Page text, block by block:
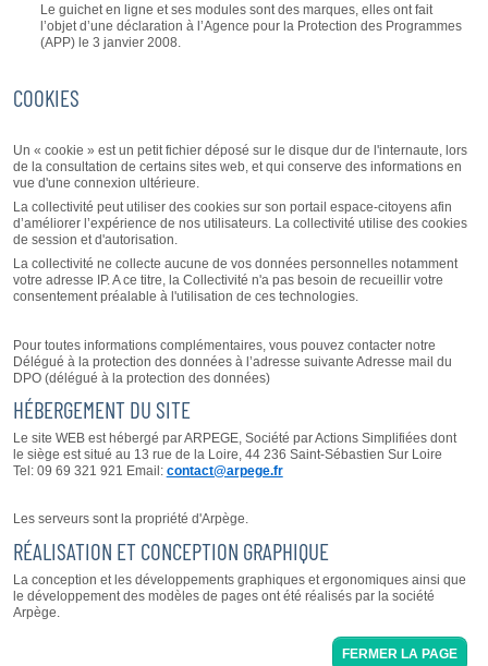
Le guichet en ligne et ses modules sont des marques, elles ont fait
l’objet d’une déclaration à l’Agence pour la Protection des Programmes
(APP) le 3 janvier 2008.
COOKIES
Un « cookie » est un petit fichier déposé sur le disque dur de l'internaute, lors
de la consultation de certains sites web, et qui conserve des informations en
vue d'une connexion ultérieure.
La collectivité peut utiliser des cookies sur son portail espace-citoyens afin
d’améliorer l’expérience de nos utilisateurs. La collectivité utilise des cookies
de session et d'autorisation.
La collectivité ne collecte aucune de vos données personnelles notamment
votre adresse IP. A ce titre, la Collectivité n'a pas besoin de recueillir votre
consentement préalable à l'utilisation de ces technologies.
Pour toutes informations complémentaires, vous pouvez contacter notre
Délégué à la protection des données à l’adresse suivante Adresse mail du
DPO (délégué à la protection des données)
HÉBERGEMENT DU SITE
Le site WEB est hébergé par ARPEGE, Société par Actions Simplifiées dont
le siège est situé au 13 rue de la Loire, 44 236 Saint-Sébastien Sur Loire
Tel: 09 69 321 921 Email: contact@arpege.fr
Les serveurs sont la propriété d'Arpège.
RÉALISATION ET CONCEPTION GRAPHIQUE
La conception et les développements graphiques et ergonomiques ainsi que
le développement des modèles de pages ont été réalisés par la société
Arpège.
FERMER LA PAGE